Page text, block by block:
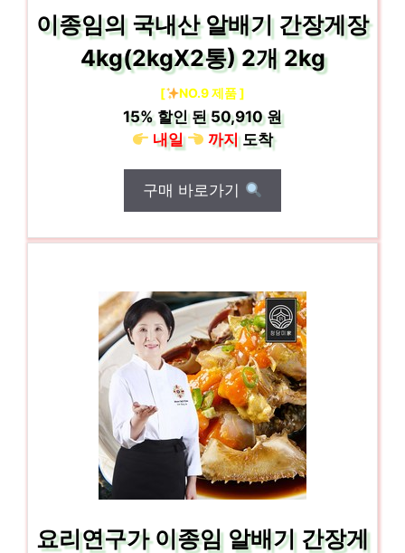
이종임의 국내산 알배기 간장게장
4kg(2kgX2통) 2개 2kg
[ NO.9 제품 ]
15%할인 된50,910 원
내일
까지도착
구매 바로가기
요리연구가 이종임 알배기 간장게